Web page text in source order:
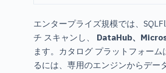
エンタープライズ規模では、
チ スキャンし、 DataHub、
ます。カタログ プラットフォー
るには、専用のエンジンからデー